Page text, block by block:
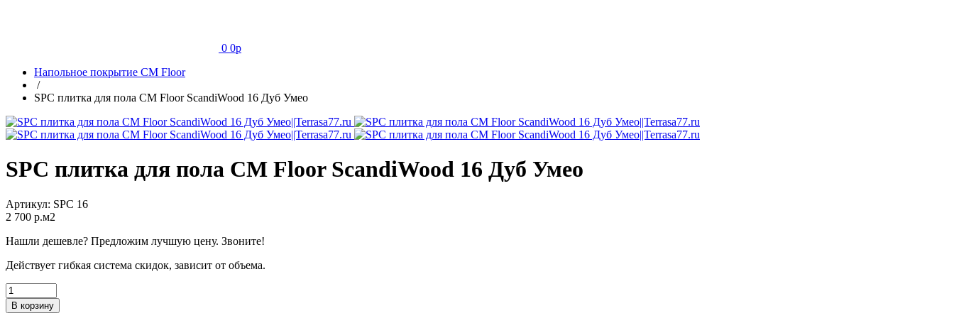
0 0p
Напольное покрытие CM Floor
/
SPC плитка для пола CM Floor ScandiWood 16 Дуб Умео
SPC плитка для пола CM Floor ScandiWood 16 Дуб Умео
Артикул: SPC 16
2 700 p.м2
Нашли дешевле? Предложим лучшую цену. Звоните!
Действует гибкая система скидок, зависит от объема.
В корзину